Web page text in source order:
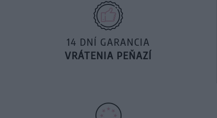
14 DNÍ GARANCIA
VRÁTENIA PEŇAZÍ